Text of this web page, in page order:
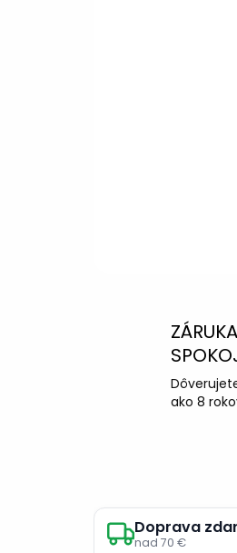
ZÁRUKA
ako 8
Doprava
nad 70 €